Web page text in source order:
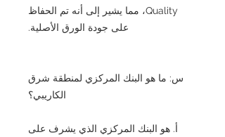
Quality، مما يشير إلى أنه تم الحفاظ
على جودة الورق الأصلية.
س: ما هو البنك المركزي لمنطقة شرق
الكاريبي؟
أ. هو البنك المركزي الذي يشرف على